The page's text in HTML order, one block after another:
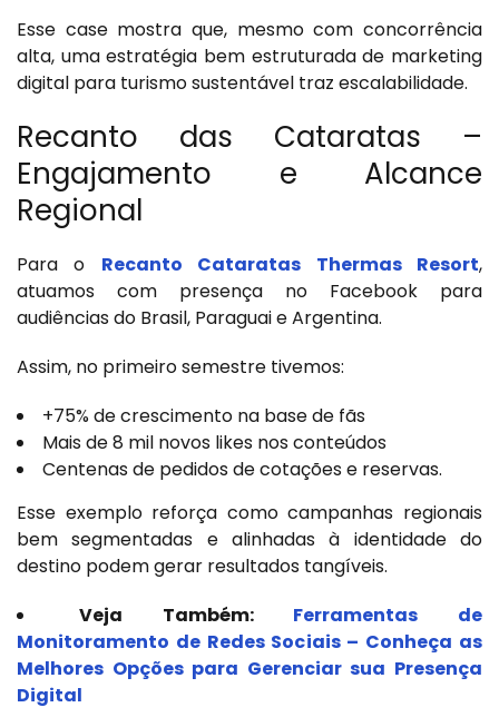
Esse case mostra que, mesmo com concorrência
alta, uma estratégia bem estruturada de marketing
digital para turismo sustentável traz escalabilidade.
Recanto das Cataratas –
Engajamento e Alcance
Regional
Para o Recanto Cataratas Thermas Resort,
atuamos com presença no Facebook para
audiências do Brasil, Paraguai e Argentina.
Assim, no primeiro semestre tivemos:
+75% de crescimento na base de fãs
Mais de 8 mil novos likes nos conteúdos
Centenas de pedidos de cotações e reservas.
Esse exemplo reforça como campanhas regionais
bem segmentadas e alinhadas à identidade do
destino podem gerar resultados tangíveis.
Veja Também: Ferramentas de
Monitoramento de Redes Sociais – Conheça as
Melhores Opções para Gerenciar sua Presença
Digital